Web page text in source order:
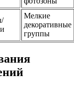
Мелкие
декоративные
группы